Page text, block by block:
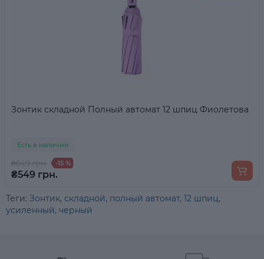
Зонтик складной Полный автомат 12 шпиц Фиолетова
Есть в наличии
₴649 грн. -15 %
₴549 грн.
Теги: Зонтик, складной, полный автомат, 12 шпиц,
усиленный, черный